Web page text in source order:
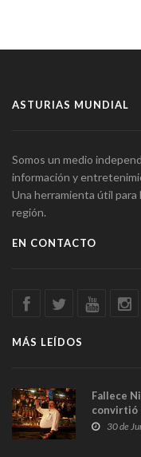
ASTURIAS MUNDIAL
Somos un medio
información y
Una herramienta útil
región.
EN CONTACTO
MÁS LEÍDOS
Fallece
convirtió
en30 de